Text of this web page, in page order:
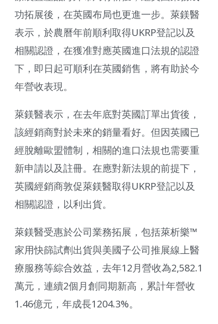
功拓展後，在英國布局也更進一步。萊鎂醫
表示，於農曆年前順利取得UKRP登記以及
相關認證，在獲准對應英國進口法規的認證
下，即日起可順利在英國銷售，將有助於今
年營收表現。
萊鎂醫表示，在去年底對英國訂單出貨後，
該經銷商對於未來的銷量看好。但因英國已
經脫離歐盟體制，相關的進口法規也需要重
新申請以及註冊。在應對新法規的前提下，
英國經銷商敦促萊鎂醫取得UKRP登記以及
相關認證，以利出貨。
萊鎂醫受惠於公司業務拓展，包括萊析樂™
家用快篩試劑出貨與美國子公司推展線上醫
療服務等綜合效益，去年12月營收為2,582.1
萬元，連續2個月創同期新高，累計年營收
1.46億元，年成長1204.3%。